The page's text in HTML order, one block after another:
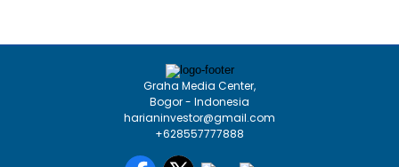
Graha Media Center,
Bogor - Indonesia
harianinvestor@gmail.com
+628557777888